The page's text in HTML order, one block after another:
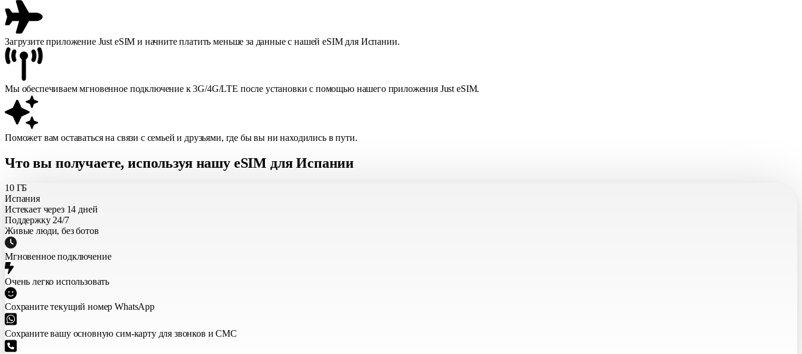
Загрузите приложение Just eSIM и начните платить меньше за данные с нашей eSIM для Испании.
Мы обеспечиваем мгновенное подключение к 3G/4G/LTE после установки с помощью нашего приложения Just eSIM.
Поможет вам оставаться на связи с семьей и друзьями, где бы вы ни находились в пути.
Что вы получаете, используя нашу eSIM для Испании
10 ГБ
Испания
Истекает через 14 дней
Поддержку 24/7
Живые люди, без ботов
Мгновенное подключение
Очень легко использовать
Сохраните текущий номер WhatsApp
Сохраните вашу основную сим-карту для звонков и СМС